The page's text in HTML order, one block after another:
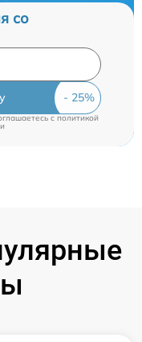
со
c политикой